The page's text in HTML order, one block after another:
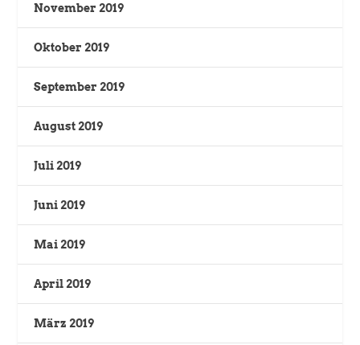
November 2019
Oktober 2019
September 2019
August 2019
Juli 2019
Juni 2019
Mai 2019
April 2019
März 2019